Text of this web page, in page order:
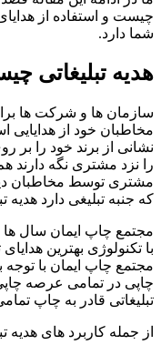
چیست و استفاده از
شما دارد.
هدیه تبلیغاتی
سازمان ها و شرکت ها
مخاطبان خود از هدایایی
نشانی از برند خود را بر
را نزد مشتری نگه دارند هم
مشتری توسط مخاطبان
که جنبه تبلیغی دارد هدیه
مجتمع چاپ ایمان سال
با تکنولوژی بهترین
مجتمع چاپ ایمان با توجه
چاپی در تمامی عرصه
تبلیغاتی قادر به چاپ
از جمله کاربرد های هدیه